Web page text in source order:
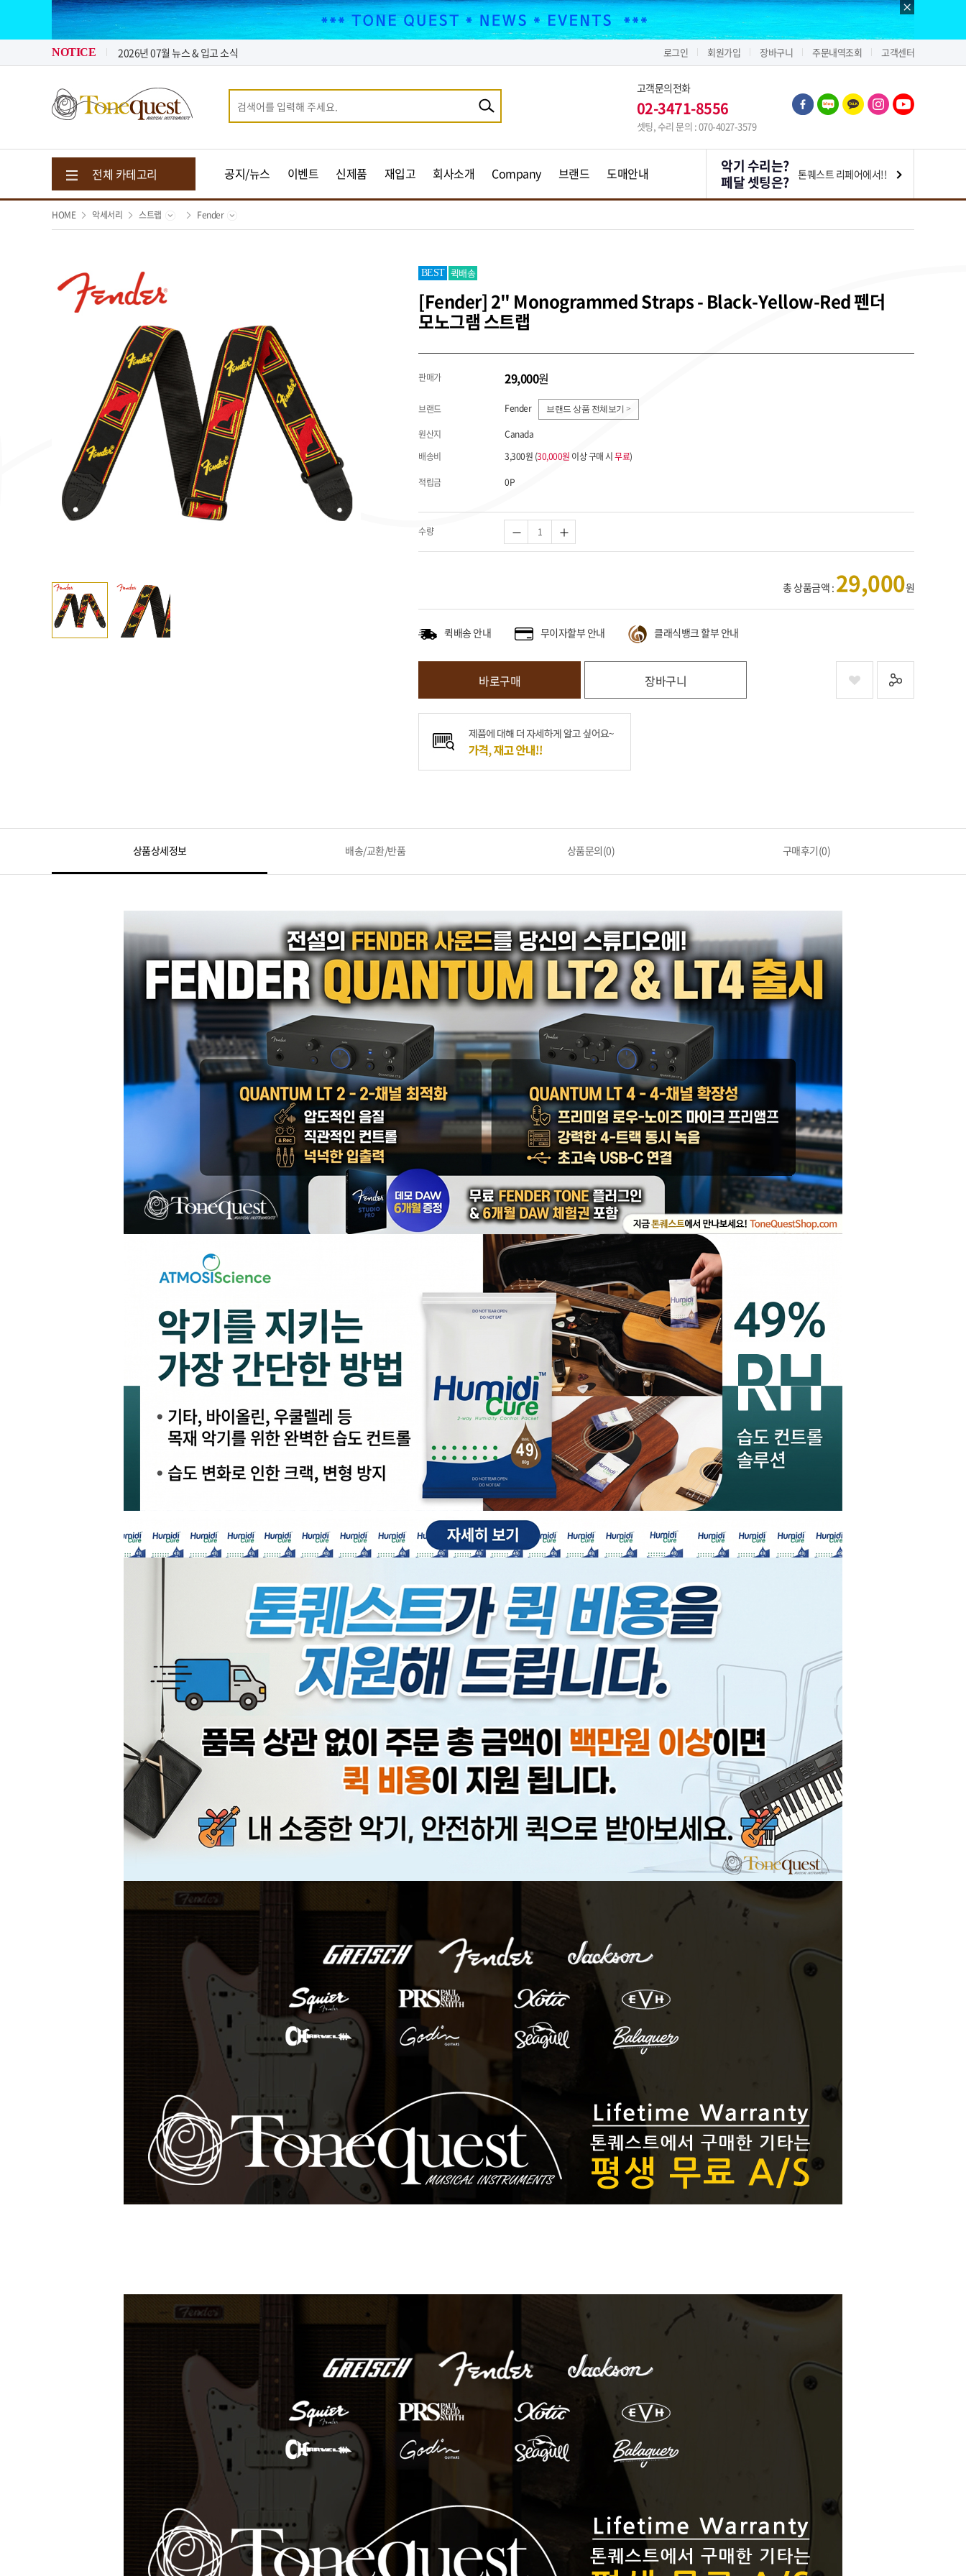
NOTICE
2026년 08월 뉴스 & 입고 소식
2026년 07월 뉴스 & 입고 소식
2026년 08월 뉴스 & 입고 소식
로그인 회원가입 장바구니 주문내역조회 고객센터
고객문의전화
02-3471-8556
셋팅, 수리 문의 : 070-4027-3579
전체 카테고리 공지/뉴스 이벤트 신제품 재입고 회사소개 Company 브랜드 도매안내
악기 수리는?
페달 셋팅은?
톤퀘스트 리페어에서!!
HOME 악세서리 스트랩 Fender
BEST 퀵배송
[Fender] 2" Monogrammed Straps - Black-Yellow-Red 펜더
모노그램 스트랩
판매가 29,000원
브랜드 Fender 브랜드 상품 전체보기 >
원산지
Canada
배송비
3,300원 (30,000원 이상 구매 시무료)
적립금
0P
수량
총 상품금액 : 29,000원
퀵배송 안내 무이자할부 안내 클래식뱅크 할부 안내
바로구매 장바구니
상품상세정보 배송/교환/반품 상품문의(0) 구매후기(0)